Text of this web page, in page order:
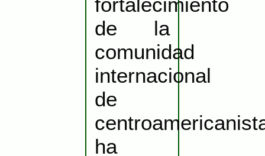
de la
comunidad
internacional
de
ha